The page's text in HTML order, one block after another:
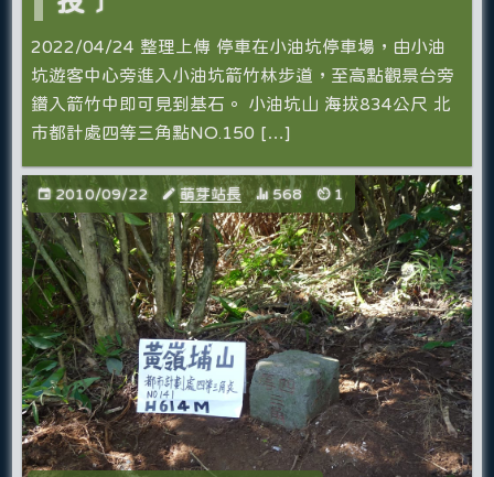
2022/04/24 整理上傳 停車在小油坑停車場，由小油
坑遊客中心旁進入小油坑箭竹林步道，至高點觀景台旁
鑽入箭竹中即可見到基石。 小油坑山 海拔834公尺 北
市都計處四等三角點NO.150 […]
2010/09/22 萌芽站長 568 1